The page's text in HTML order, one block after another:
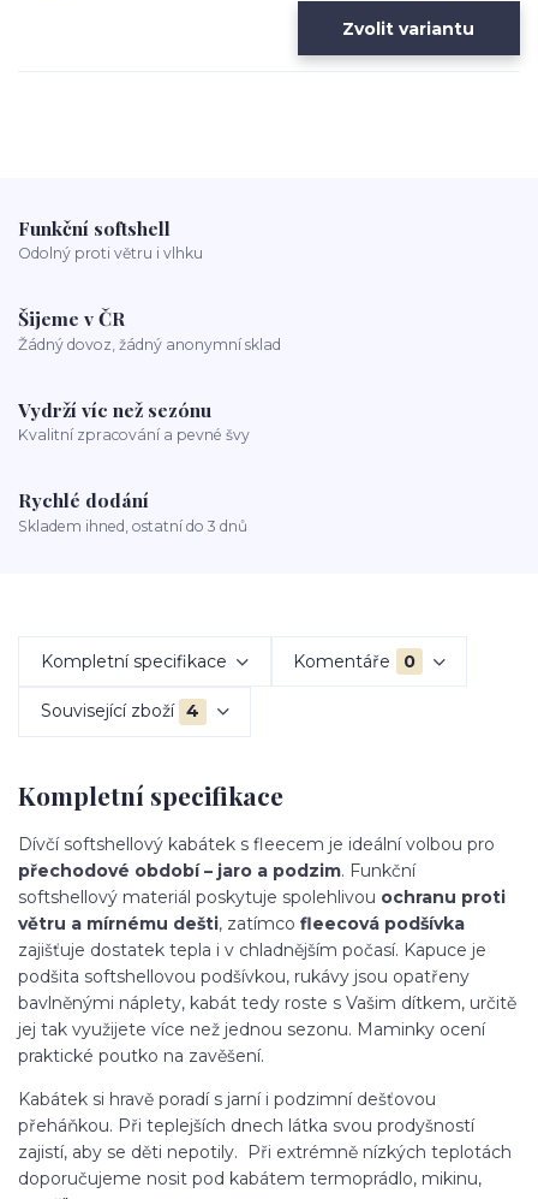
Zvolit variantu
Funkční softshell
Odolný proti větru i vlhku
Šijeme v ČR
Žádný dovoz, žádný anonymní sklad
Vydrží víc než sezónu
Kvalitní zpracování a pevné švy
Rychlé dodání
Skladem ihned, ostatní do 3 dnů
Kompletní specifikace Komentáře 0
Související zboží 4
Kompletní specifikace
Dívčí softshellový kabátek s fleecem je ideální volbou pro
přechodové období – jaro a podzim. Funkční
softshellový materiál poskytuje spolehlivou ochranu proti
větru a mírnému dešti, zatímco fleecová podšívka
zajišťuje dostatek tepla i v chladnějším počasí. Kapuce je
podšita softshellovou podšívkou, rukávy jsou opatřeny
bavlněnými náplety, kabát tedy roste s Vašim dítkem, určitě
jej tak využijete více než jednou sezonu. Maminky ocení
praktické poutko na zavěšení.
Kabátek si hravě poradí s jarní i podzimní dešťovou
přeháňkou. Při teplejších dnech látka svou prodyšností
zajistí, aby se děti nepotily. Při extrémně nízkých teplotách
doporučujeme nosit pod kabátem termoprádlo, mikinu,